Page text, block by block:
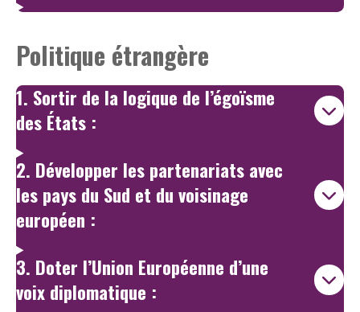
Politique étrangère
1. Sortir de la logique de l’égoïsme
des États :
2. Développer les partenariats avec
les pays du Sud et du voisinage
européen :
3. Doter l’Union Européenne d’une
voix diplomatique :